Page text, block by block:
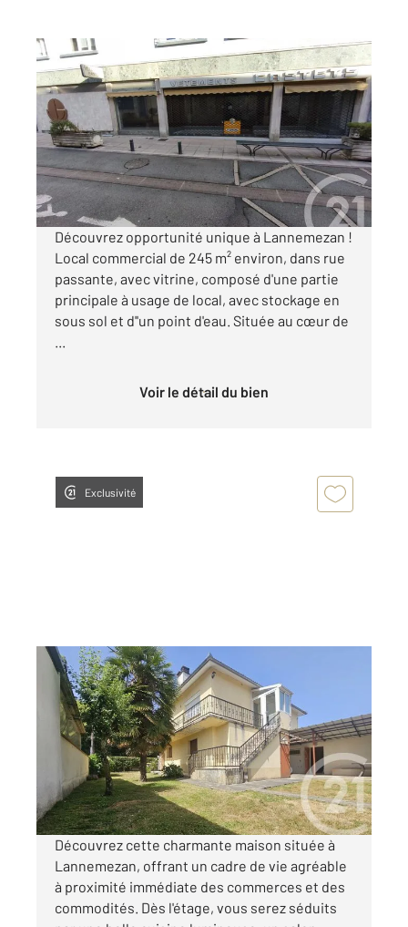
LANNEMEZAN 65
244,50 m , 2 pièces
Ref : 18203
Maison à vendre
50 000 €
Visiter le site dédié
Découvrez opportunité unique à Lannemezan !
Local commercial de 245 m² environ, dans rue
passante, avec vitrine, composé d'une partie
principale à usage de local, avec stockage en
sous sol et d''un point d'eau. Située au cœur de
Voir le détail du bien
Exclusivité
LANNEMEZAN 65
131,43 m2, 5 pièces
Ref : 18485
Maison à vendre
151 000 €
Visiter le site dédié
Découvrez cette charmante maison située à
Lannemezan, offrant un cadre de vie agréable
à proximité immédiate des commerces et des
commodités. Dès l'étage, vous serez séduits